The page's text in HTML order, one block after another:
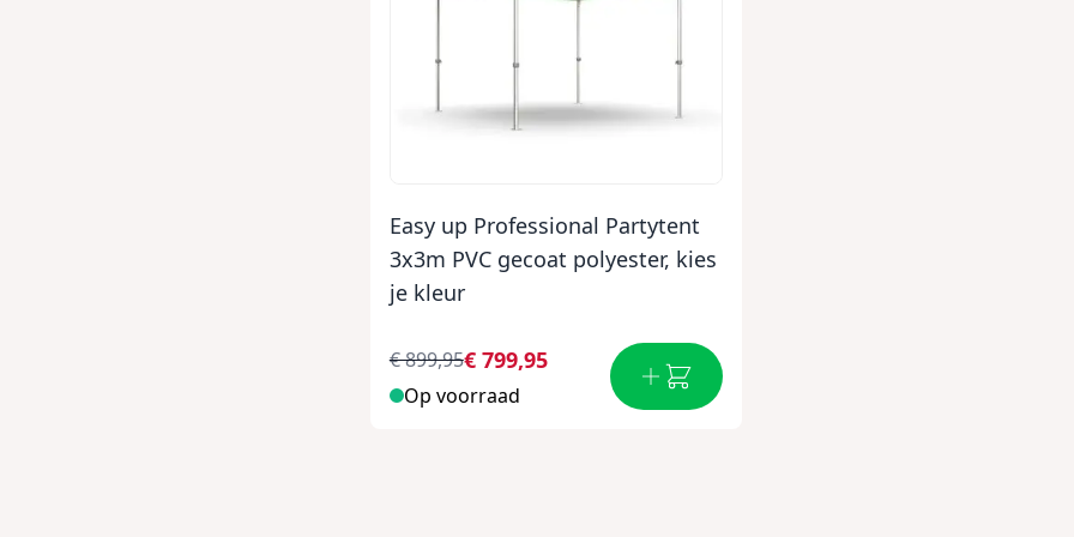
Easy up Professional Partytent
3x3m PVC gecoat polyester, kies
je kleur
€ 799,95
€ 899,95
Op voorraad